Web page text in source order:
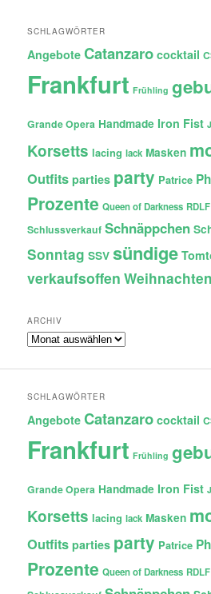
SCHLAGWÖRTER
Angebote Catanzaro cocktail
Frankfurt Frühling
Grande Opera Handmade Iron Fist
Korsetts lacing lack Masken
Outfits parties party Patrice
Prozente Queen of Darkness RDLF
Schlussverkauf Schnäppchen
Sonntag SSV sündige
verkaufsoffen Weihnachten
ARCHIV
Archiv
SCHLAGWÖRTER
Angebote Catanzaro cocktail
Frankfurt Frühling
Grande Opera Handmade Iron Fist
Korsetts lacing lack Masken
Outfits parties party Patrice
Prozente Queen of Darkness RDLF